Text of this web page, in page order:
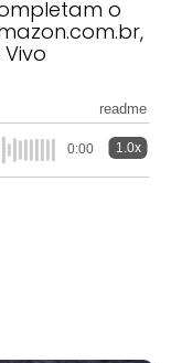
o
readme
0:00 1.0x